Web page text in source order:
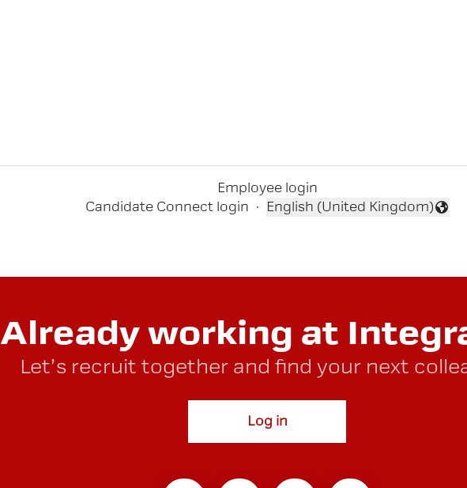
Employee login
Candidate Connect login · Change language
English (United Kingdom)
Already working at
Let’s recruit together and find your next
Log in